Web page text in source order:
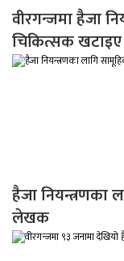
वीरगन्जमा हैजा
चिकित्सक खटाइए
हैजा नियन्त्रणका
लेखक